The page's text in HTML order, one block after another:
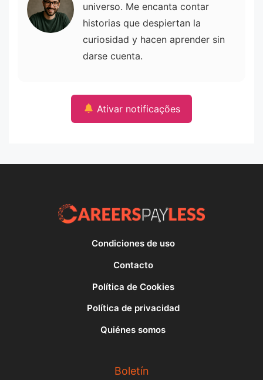
universo. Me encanta contar
historias que despiertan la
curiosidad y hacen aprender sin
darse cuenta.
Ativar notificações
Condiciones de uso
Contacto
Política de Cookies
Política de privacidad
Quiénes somos
Boletín